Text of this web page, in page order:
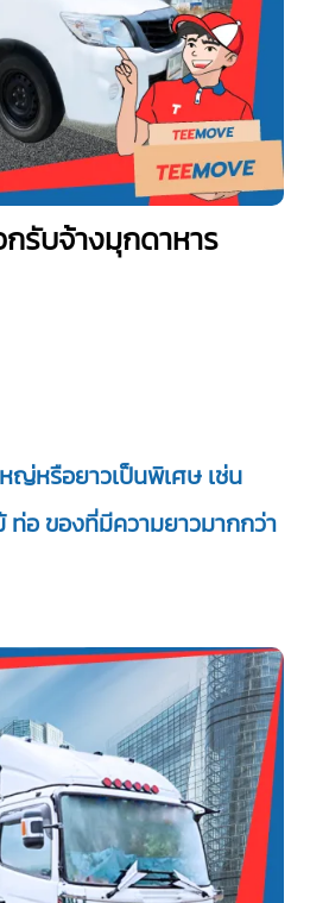
กรับจ้างมุกดาหาร
ญ่หรือยาวเป็นพิเศษ เช่น
ท่อ ของที่มีความยาวมากกว่า